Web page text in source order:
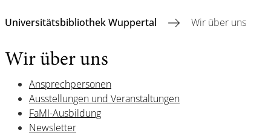
Universitätsbibliothek Wuppertal Wir über uns
Wir über uns
Ansprechpersonen
Ausstellungen und Veranstaltungen
FaMI-Ausbildung
Newsletter